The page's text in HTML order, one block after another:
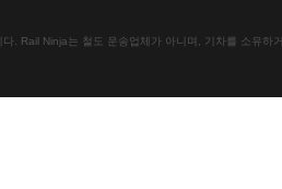
비엔나에서 프라하 고속 열차에
. Rail Ninja는 철도 운송업체가 아니며, 기차를 소유하